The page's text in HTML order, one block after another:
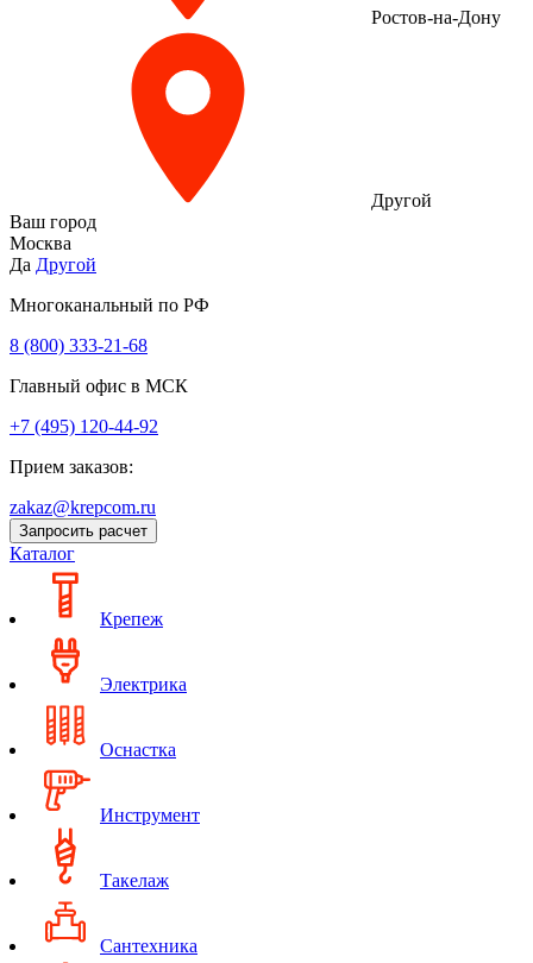
Ростов-на-Дону
Другой
Ваш город
Москва
Да Другой
Многоканальный по РФ
8 (800) 333‑21-68
Главный офис в МСК
+7 (495) 120-44-92
Прием заказов:
zakaz@krepcom.ru
Запросить расчет
Каталог
Крепеж
Электрика
Оснастка
Инструмент
Такелаж
Сантехника